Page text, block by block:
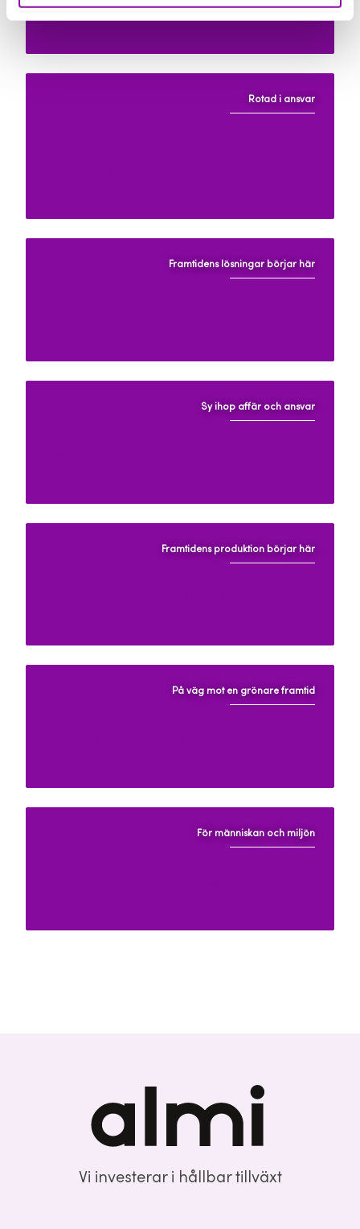
Rotad i ansvar
Framtidens lösningar börjar här
Sy ihop affär och ansvar
Framtidens produktion börjar här
På väg mot en grönare framtid
För människan och miljön
Vi investerar i hållbar tillväxt